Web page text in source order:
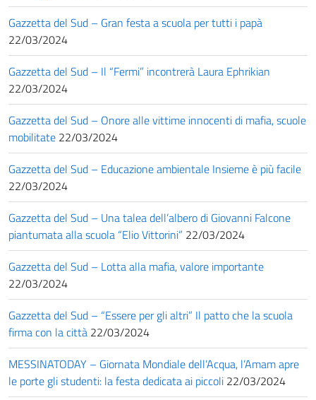
Gazzetta del Sud – Gran festa a scuola per tutti i papà
22/03/2024
Gazzetta del Sud – Il “Fermi” incontrerà Laura Ephrikian
22/03/2024
Gazzetta del Sud – Onore alle vittime innocenti di mafia, scuole
mobilitate 22/03/2024
Gazzetta del Sud – Educazione ambientale Insieme è più facile
22/03/2024
Gazzetta del Sud – Una talea dell’albero di Giovanni Falcone
piantumata alla scuola “Elio Vittorini” 22/03/2024
Gazzetta del Sud – Lotta alla mafia, valore importante
22/03/2024
Gazzetta del Sud – “Essere per gli altri” Il patto che la scuola
firma con la città 22/03/2024
MESSINATODAY – Giornata Mondiale dell’Acqua, l’Amam apre
le porte gli studenti: la festa dedicata ai piccoli 22/03/2024